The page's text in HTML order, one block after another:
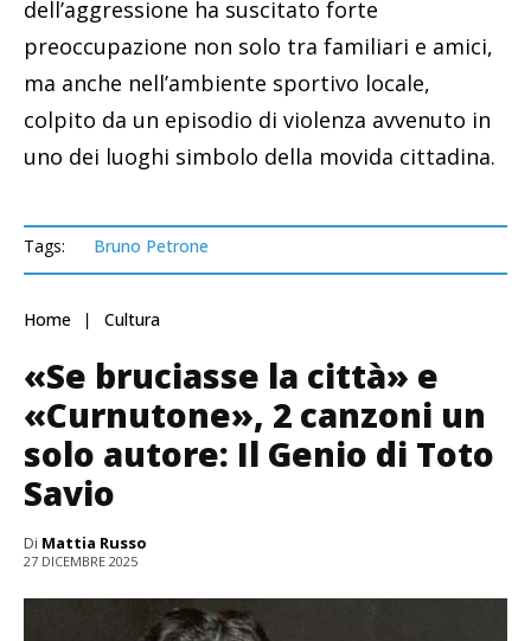
dell’aggressione ha suscitato forte
preoccupazione non solo tra familiari e amici,
ma anche nell’ambiente sportivo locale,
colpito da un episodio di violenza avvenuto in
uno dei luoghi simbolo della movida cittadina.
Tags: Bruno Petrone
Home Cultura
«Se bruciasse la città» e
«Curnutone», 2 canzoni un
solo autore: Il Genio di Toto
Savio
Di Mattia Russo
27 DICEMBRE 2025